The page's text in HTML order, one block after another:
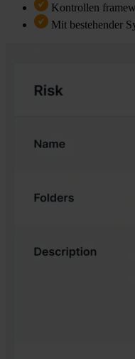
Kontrollen
Mit bestehender